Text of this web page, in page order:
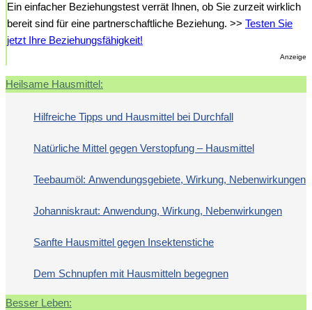
Ein einfacher Beziehungstest verrät Ihnen, ob Sie zurzeit wirklich
bereit sind für eine partnerschaftliche Beziehung. >> Testen Sie
jetzt Ihre Beziehungsfähigkeit!
Anzeige
Heilsame Hausmittel:
Hilfreiche Tipps und Hausmittel bei Durchfall
Natürliche Mittel gegen Verstopfung – Hausmittel
Teebaumöl: Anwendungsgebiete, Wirkung, Nebenwirkungen
Johanniskraut: Anwendung, Wirkung, Nebenwirkungen
Sanfte Hausmittel gegen Insektenstiche
Dem Schnupfen mit Hausmitteln begegnen
Besser Leben: